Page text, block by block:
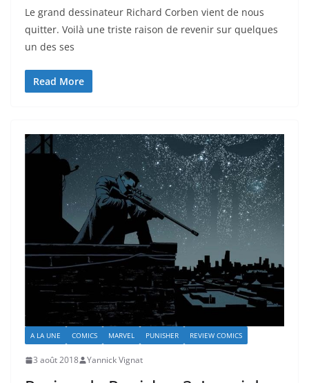
Le grand dessinateur Richard Corben vient de nous
quitter. Voilà une triste raison de revenir sur quelques
un des ses
Read More
A LA UNE COMICS MARVEL PUNISHER REVIEW COMICS
3 août 2018 Yannick Vignat